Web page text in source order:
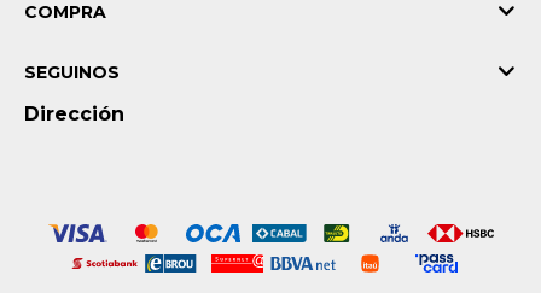
COMPRA
Dirección
SEGUINOS